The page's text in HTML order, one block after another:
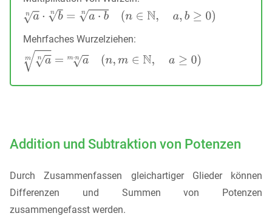
Mehrfaches Wurzelziehen:
Addition und Subtraktion von Potenzen
Durch Zusammenfassen gleichartiger Glieder können
Differenzen und Summen von Potenzen
zusammengefasst werden.